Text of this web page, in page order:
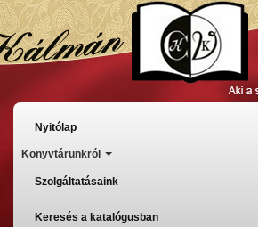
Ugrás
a
tartalomra
Főmenü
Nyitólap
Könyvtárunkról
Szolgáltatásaink
Keresés a katalógusban